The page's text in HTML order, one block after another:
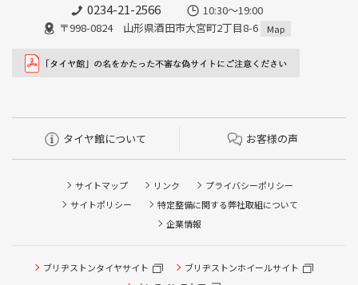
0234-21-2566
10:30～19:00
〒998-0824 山形県酒田市大宮町2丁目8-6
Map
タイヤ館について お客様の声
サイトマップ リンク
プライバシーポリシー
サイトポリシー
特定整備に関する弊社取組について
企業情報
ブリヂストンタイヤサイト
ブリヂストンホイールサイト
タイヤ点検・安全点検/タイヤ履き替え/オイル交換/その他